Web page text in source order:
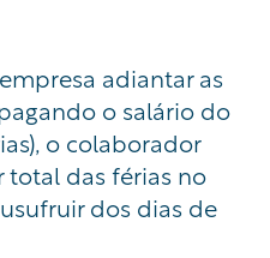
adiantar as
o salário do
o colaborador
total das férias no
dos dias de